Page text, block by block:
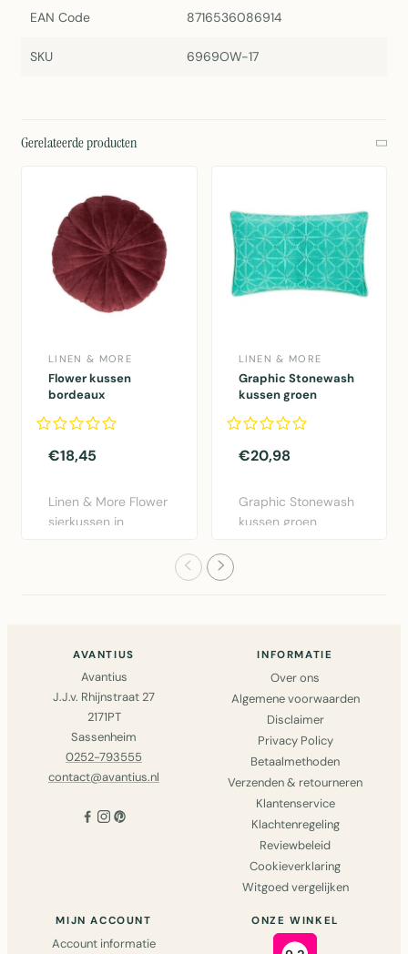
EAN Code 8716536086914
SKU 6969OW-17
Gerelateerde producten
LINEN & MORE
Flower kussen
bordeaux
€18,45
Linen & More Flower
sierkussen in
LINEN & MORE
Graphic Stonewash
kussen groen
€20,98
Graphic Stonewash
kussen groen
AVANTIUS
Avantius
J.J.v. Rhijnstraat 27
2171PT
Sassenheim
0252-793555
contact@avantius.nl
INFORMATIE
Over ons
Algemene voorwaarden
Disclaimer
Privacy Policy
Betaalmethoden
Verzenden & retourneren
Klantenservice
Klachtenregeling
Reviewbeleid
Cookieverklaring
Witgoed vergelijken
MIJN ACCOUNT
Account informatie
ONZE WINKEL